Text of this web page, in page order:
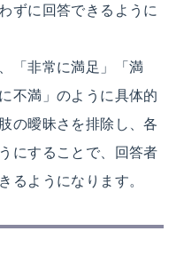
ずに回答できるように
「非常に満足」「満
不満」のように具体的
の曖昧さを排除し、各
にすることで、回答者
るようになります。